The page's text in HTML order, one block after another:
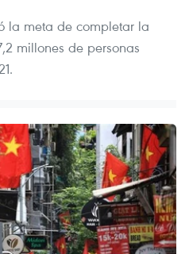
la meta de completar la
millones de personas